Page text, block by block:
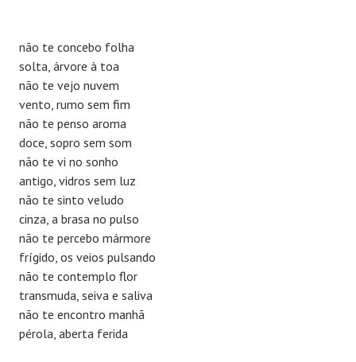
não te concebo folha
solta, árvore à toa
não te vejo nuvem
vento, rumo sem fim
não te penso aroma
doce, sopro sem som
não te vi no sonho
antigo, vidros sem luz
não te sinto veludo
cinza, a brasa no pulso
não te percebo mármore
frígido, os veios pulsando
não te contemplo flor
transmuda, seiva e saliva
não te encontro manhã
pérola, aberta ferida